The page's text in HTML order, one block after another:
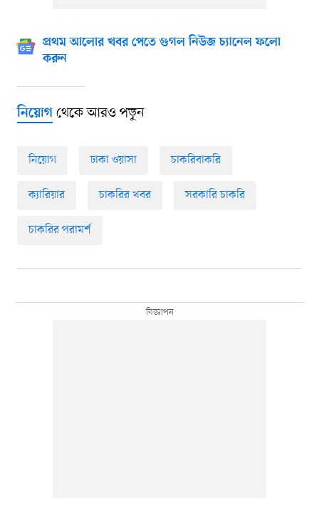
প্রথম আলোর খবর পেতে গুগল নিউজ চ্যানেল ফলো
করুন
নিয়োগথেকে আরও পড়ুন
নিয়োগ ঢাকা ওয়াসা চাকরিবাকরি
ক্যারিয়ার চাকরির খবর সরকারি চাকরি
চাকরির পরামর্শ